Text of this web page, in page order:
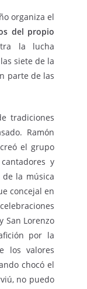
organiza el
del propio
la lucha
siete de la
parte de las
tradiciones
Ramón
el grupo
y
la música
concejal en
San Lorenzo
por la
los valores
chocó el
no puedo